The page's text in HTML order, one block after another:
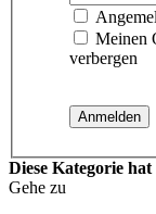
Meinen
verbergen
Diese Kategorie
Gehe zu